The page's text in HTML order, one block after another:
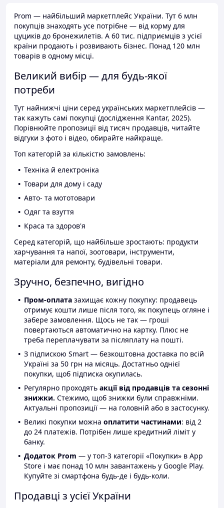
Prom — найбільший маркетплейс України. Тут 6 млн
покупців знаходять усе потрібне — від корму для
цуциків до бронежилетів. А 60 тис. підприємців з усієї
країни продають і розвивають бізнес. Понад 120 млн
товарів в одному місці.
Великий вибір — для будь-якої
потреби
Тут найнижчі ціни серед українських маркетплейсів —
так кажуть самі покупці (дослідження Kantar, 2025).
Порівнюйте пропозиції від тисяч продавців, читайте
відгуки з фото і відео, обирайте найкраще.
Топ категорій за кількістю замовлень:
Техніка й електроніка
Товари для дому і саду
Авто- та мототовари
Одяг та взуття
Краса та здоров'я
Серед категорій, що найбільше зростають: продукти
харчування та напої, зоотовари, інструменти,
матеріали для ремонту, будівельні товари.
Зручно, безпечно, вигідно
Пром-оплата захищає кожну покупку: продавець
отримує кошти лише після того, як покупець огляне і
забере замовлення. Щось не так — гроші
повертаються автоматично на картку. Плюс не
треба переплачувати за післяплату на пошті.
З підпискою Smart — безкоштовна доставка по всій
Україні за 50 грн на місяць. Достатньо однієї
покупки, щоб підписка окупилась.
Регулярно проходять акції від продавців та сезонні
знижки. Стежимо, щоб знижки були справжніми.
Актуальні пропозиції — на головній або в застосунку.
Великі покупки можна оплатити частинами: від 2
до 24 платежів. Потрібен лише кредитний ліміт у
банку.
Додаток Prom — у топ-3 категорії «Покупки» в App
Store і має понад 10 млн завантажень у Google Play.
Купуйте зі смартфона будь-де і будь-коли.
Продавці з усієї України